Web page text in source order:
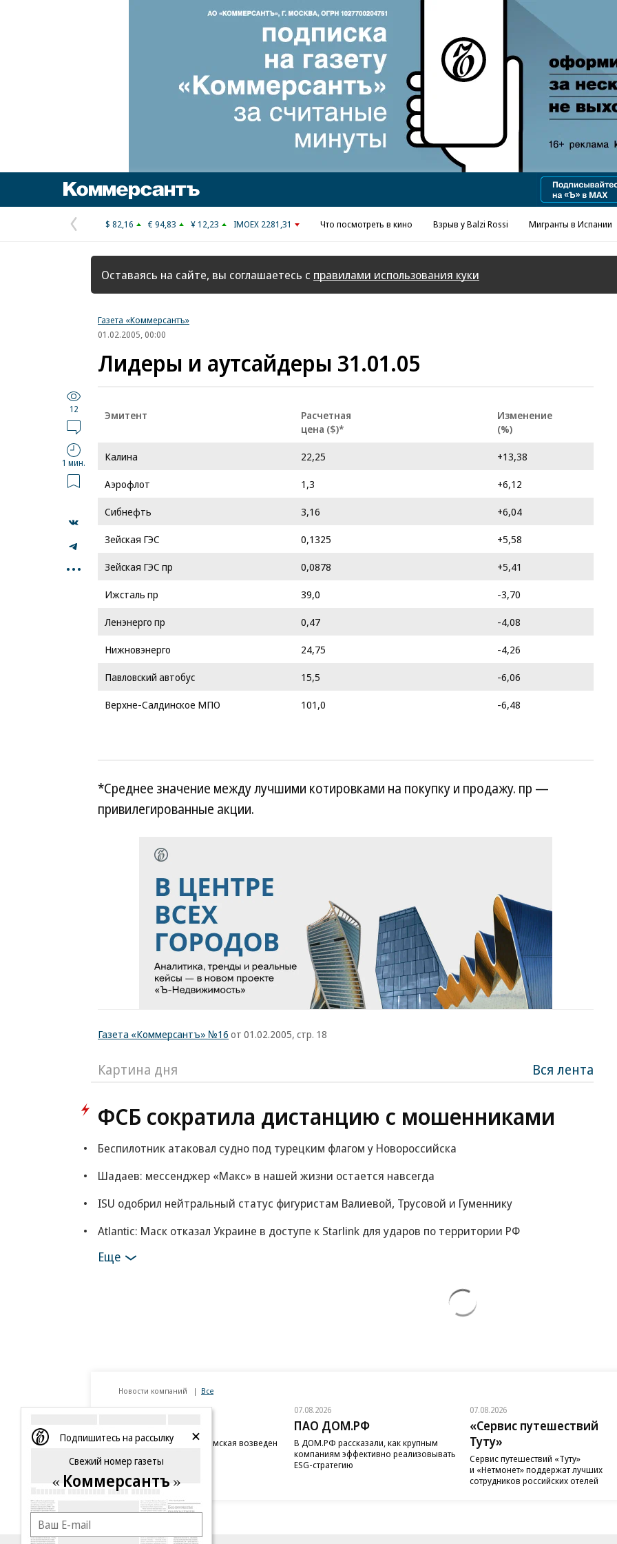
Предыдущая
страница
$ 82,16 € 94,83 ¥ 12,23 IMOEX 2281,31 Что посмотреть в кино Взрыв у Balzi Rossi Мигранты в Испании
Оставаясь на сайте, вы соглашаетесь с правилами использования куки
Газета «Коммерсантъ»
01.02.2005, 00:00
Лидеры и аутсайдеры 31.01.05
12
1 мин.
...
Эмитент
Расчетная
цена ($)*
Изменение
(%)
Калина
22,25
+13,38
Аэрофлот
1,3
+6,12
Сибнефть
3,16
+6,04
Зейская ГЭС
0,1325
+5,58
Зейская ГЭС пр
0,0878
+5,41
Ижсталь пр
39,0
-3,70
Ленэнерго пр
0,47
-4,08
Нижновэнерго
24,75
-4,26
Павловский автобус
15,5
-6,06
Верхне-Салдинское МПО
101,0 -6,48
*Среднее значение между лучшими котировками на покупку и продажу. пр —
привилегированные акции.
Газета «Коммерсантъ» №16 от 01.02.2005, стр. 18
Картина дня Вся лента
ФСБ сократила дистанцию с мошенниками
Беспилотник атаковал судно под турецким флагом у Новороссийска
Шадаев: мессенджер «Макс» в нашей жизни остается навсегда
ISU одобрил нейтральный статус фигуристам Валиевой, Трусовой и Гуменнику
Atlantic: Маск отказал Украине в доступе к Starlink для ударов по территории РФ
Еще
Новости компаний Все
07.08.2026
Бизнес-центр STONE Римская возведен
07.08.2026
ПАО ДОМ.РФ
В ДОМ.РФ рассказали, как крупным
компаниям эффективно реализовывать
ESG-стратегию
07.08.2026
«Сервис путешествий
Туту»
Сервис путешествий «Туту»
и «Нетмонет» поддержат лучших
сотрудников российских отелей
Подпишитесь на рассылку
Свежий номер газеты
Коммерсантъ